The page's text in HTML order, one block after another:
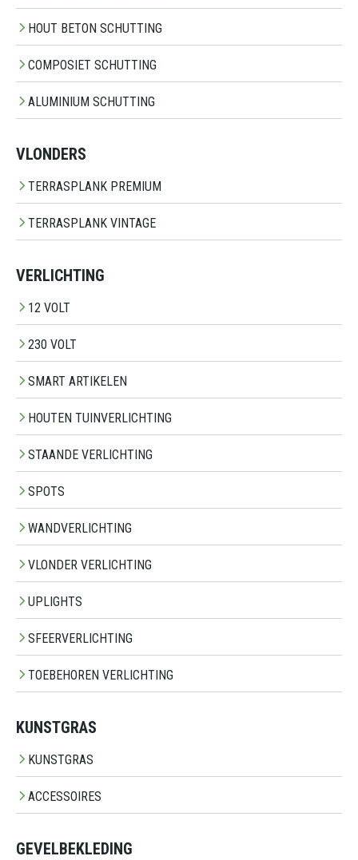
HOUT BETON SCHUTTING
COMPOSIET SCHUTTING
ALUMINIUM SCHUTTING
VLONDERS
TERRASPLANK PREMIUM
TERRASPLANK VINTAGE
VERLICHTING
12 VOLT
230 VOLT
SMART ARTIKELEN
HOUTEN TUINVERLICHTING
STAANDE VERLICHTING
SPOTS
WANDVERLICHTING
VLONDER VERLICHTING
UPLIGHTS
SFEERVERLICHTING
TOEBEHOREN VERLICHTING
KUNSTGRAS
KUNSTGRAS
ACCESSOIRES
GEVELBEKLEDING